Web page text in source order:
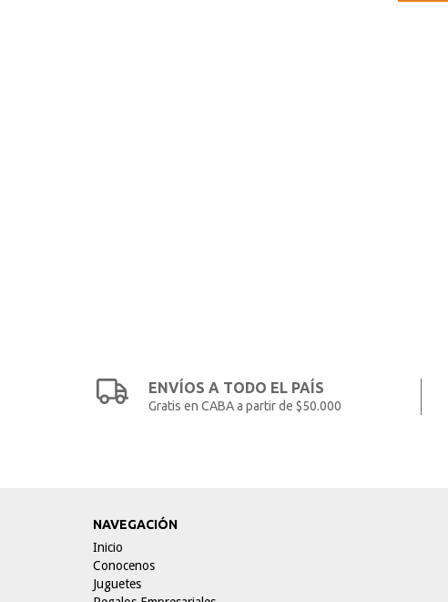
ENVÍOS A TODO EL PAÍS
Gratis en CABA a partir de $50.000
NAVEGACIÓN
Inicio
Conocenos
Juguetes